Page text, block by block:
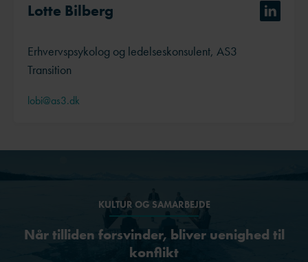
Lotte Bilberg
Erhvervspsykolog og ledelseskonsulent, AS3
Transition
lobi@as3.dk
KULTUR OG SAMARBEJDE
Når tilliden forsvinder, bliver uenighed til
konflikt